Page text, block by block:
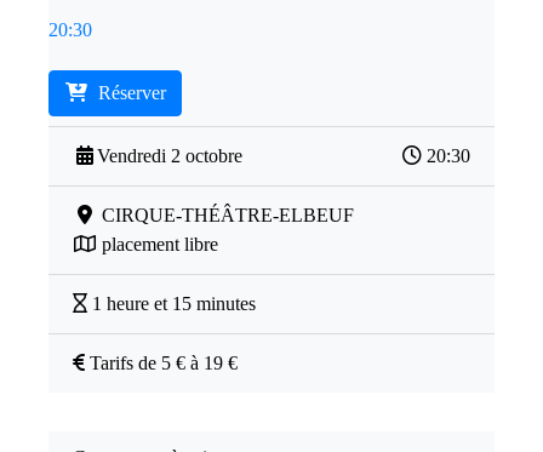
20:30
Réserver
Vendredi 2 octobre 20:30
CIRQUE-THÉÂTRE-ELBEUF
placement libre
1 heure et 15 minutes
Tarifs de 5 € à 19 €